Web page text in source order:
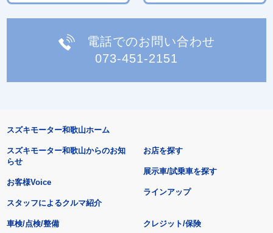
電話でのお問い合わせ
073-451-2151
スズキモーター和歌山ホーム
スズキモーター和歌山からのお知
らせ
お客様Voice
スタッフによるクルマ紹介
お店を探す
展示車/試乗車を探す
ラインアップ
車検/点検/整備 クレジット/保険